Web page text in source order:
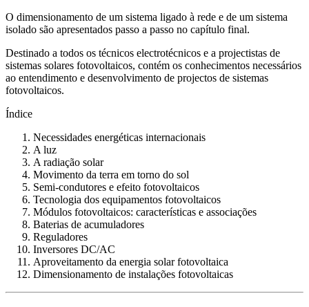
O dimensionamento de um sistema ligado à rede e de um sistema
isolado são apresentados passo a passo no capítulo final.
Destinado a todos os técnicos electrotécnicos e a projectistas de
sistemas solares fotovoltaicos, contém os conhecimentos necessários
ao entendimento e desenvolvimento de projectos de sistemas
fotovoltaicos.
Índice
Necessidades energéticas internacionais
A luz
A radiação solar
Movimento da terra em torno do sol
Semi-condutores e efeito fotovoltaicos
Tecnologia dos equipamentos fotovoltaicos
Módulos fotovoltaicos: características e associações
Baterias de acumuladores
Reguladores
Inversores DC/AC
Aproveitamento da energia solar fotovoltaica
Dimensionamento de instalações fotovoltaicas